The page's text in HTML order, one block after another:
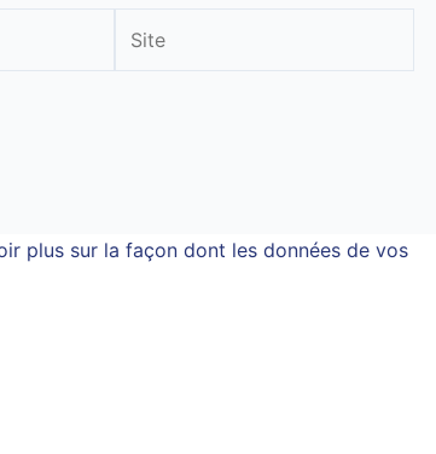
plus sur la façon dont les données de vos